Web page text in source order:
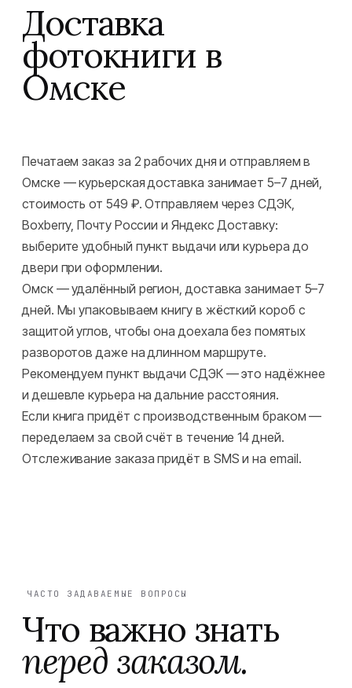
Доставка
фотокниги в
Омске
Печатаем заказ за 2 рабочих дня и отправляем в
Омске — курьерская доставка занимает 5–7 дней,
стоимость от 549 ₽. Отправляем через СДЭК,
Boxberry, Почту России и Яндекс Доставку:
выберите удобный пункт выдачи или курьера до
двери при оформлении.
Омск — удалённый регион, доставка занимает 5–7
дней. Мы упаковываем книгу в жёсткий короб с
защитой углов, чтобы она доехала без помятых
разворотов даже на длинном маршруте.
Рекомендуем пункт выдачи СДЭК — это надёжнее
и дешевле курьера на дальние расстояния.
Если книга придёт с производственным браком —
переделаем за свой счёт в течение 14 дней.
Отслеживание заказа придёт в SMS и на email.
ЧАСТО ЗАДАВАЕМЫЕ ВОПРОСЫ
Что важно знать
перед заказом.